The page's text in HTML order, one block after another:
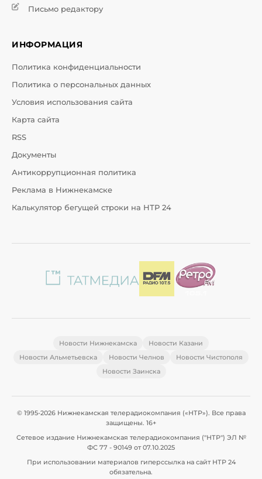
Письмо редактору
ИНФОРМАЦИЯ
Политика конфиденциальности
Политика о персональных данных
Условия использования сайта
Карта сайта
RSS
Документы
Антикоррупционная политика
Реклама в Нижнекамске
Калькулятор бегущей строки на НТР 24
Новости Нижнекамска
Новости Казани
Новости Альметьевска
Новости Челнов
Новости Чистополя
Новости Заинска
© 1995-2026 Нижнекамская телерадиокомпания («НТР»). Все права
защищены. 16+
Сетевое издание Нижнекамская телерадиокомпания ("НТР") ЭЛ №
ФС 77 - 90149 от 07.10.2025
При использовании материалов гиперссылка на сайт НТР 24
обязательна.